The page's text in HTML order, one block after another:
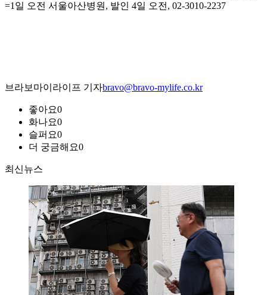
=1일 오전 서울아산병원, 발인 4일 오전, 02-3010-2237
브라보마이라이프 기자bravo@bravo-mylife.co.kr
좋아요0
화나요0
슬퍼요0
더 궁금해요0
최신뉴스